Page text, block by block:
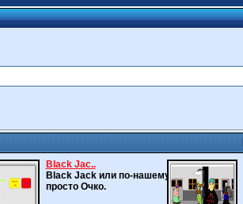
Black Jac..
Black Jack или по-нашему
просто Очко.